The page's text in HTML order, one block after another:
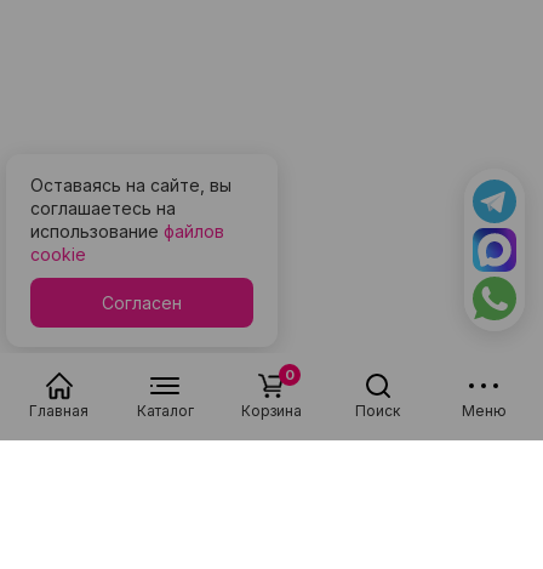
Главная Каталог Корзина
0
Поиск Меню
Оставаясь на сайте, вы
соглашаетесь на
использование файлов
cookie
Согласен